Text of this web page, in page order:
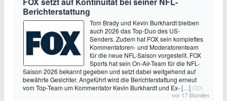
Berichterstattung
Tom Brady und Kevin Burkhardt bleiben
auch 2026 das Top-Duo des US-
Senders. Zudem hat FOX sein komplettes
Kommentatoren- und Moderatorenteam
für die neue NFL-Saison vorgestellt. FOX
Sports hat sein On-Air-Team für die NFL-
Saison 2026 bekannt gegeben und setzt dabei weitgehend auf
bewährte Gesichter. Angeführt wird die Berichterstattung erneut
vom Top-Team um Kommentator Kevin Burkhardt und Ex-[…] (00)
vor 17 Stunden